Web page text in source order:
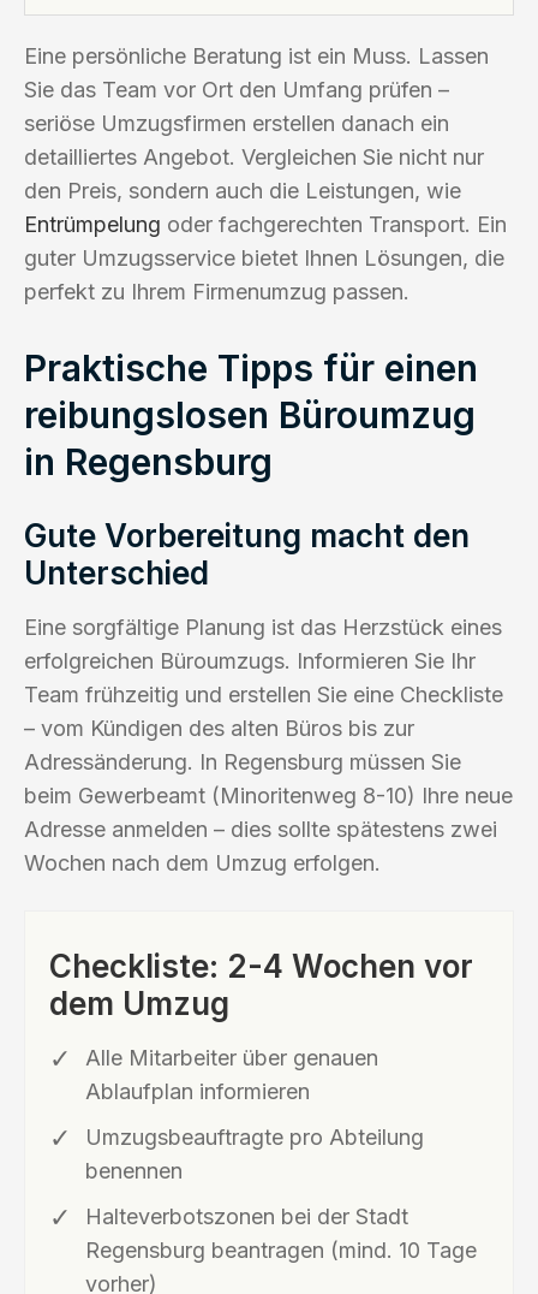
Eine persönliche Beratung ist ein Muss. Lassen
Sie das Team vor Ort den Umfang prüfen –
seriöse Umzugsfirmen erstellen danach ein
detailliertes Angebot. Vergleichen Sie nicht nur
den Preis, sondern auch die Leistungen, wie
Entrümpelung oder fachgerechten Transport. Ein
guter Umzugsservice bietet Ihnen Lösungen, die
perfekt zu Ihrem Firmenumzug passen.
Praktische Tipps für einen
reibungslosen Büroumzug
in Regensburg
Gute Vorbereitung macht den
Unterschied
Eine sorgfältige Planung ist das Herzstück eines
erfolgreichen Büroumzugs. Informieren Sie Ihr
Team frühzeitig und erstellen Sie eine Checkliste
– vom Kündigen des alten Büros bis zur
Adressänderung. In Regensburg müssen Sie
beim Gewerbeamt (Minoritenweg 8-10) Ihre neue
Adresse anmelden – dies sollte spätestens zwei
Wochen nach dem Umzug erfolgen.
Checkliste: 2-4 Wochen vor
dem Umzug
Alle Mitarbeiter über genauen
Ablaufplan informieren
Umzugsbeauftragte pro Abteilung
benennen
Halteverbotszonen bei der Stadt
Regensburg beantragen (mind. 10 Tage
vorher)